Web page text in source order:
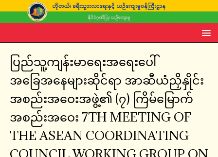
ပြည်သူ့ကျန်းမာရေးအရေးပေါ်
အခြေအနေများဆိုင်ရာ အာဆီယံညှိနှိုင်း
အစည်းအဝေးအဖွဲ့၏ (၇) ကြိမ်မြောက်
အစည်းအဝေး 7TH MEETING OF
THE ASEAN COORDINATING